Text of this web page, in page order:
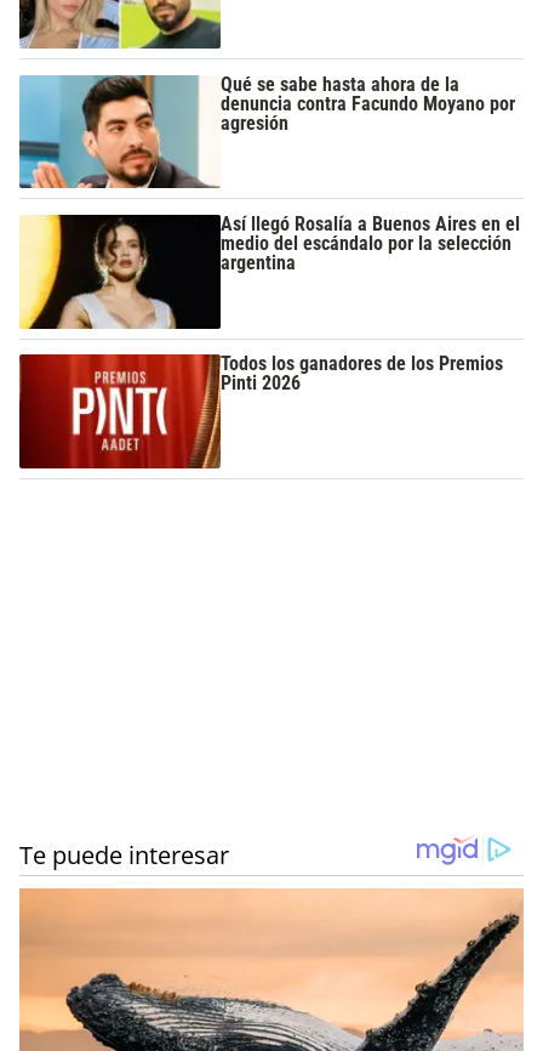
Qué se sabe hasta ahora de la
denuncia contra Facundo Moyano por
agresión
Así llegó Rosalía a Buenos Aires en el
medio del escándalo por la selección
argentina
Todos los ganadores de los Premios
Pinti 2026